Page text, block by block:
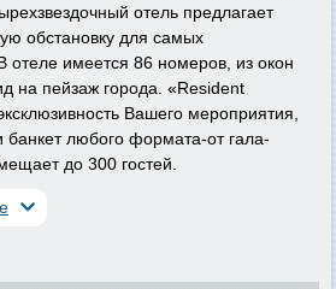
отель предлагает
обстановку для самых
отеле имеется 86 номеров, из окон
на пейзаж города. «Resident
Вашего мероприятия,
банкет любого формата-от гала-
до 300 гостей.